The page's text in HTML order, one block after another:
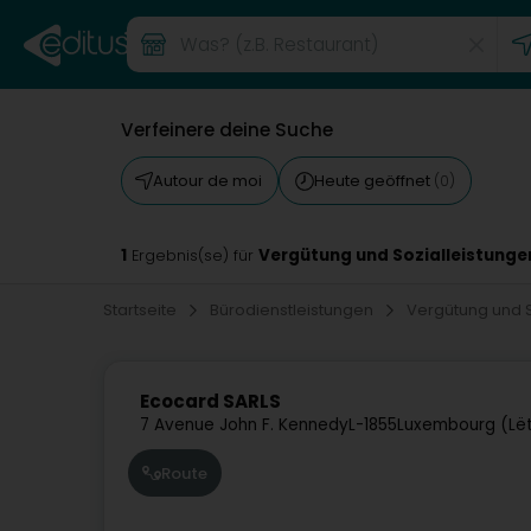
Verfeinere deine Suche
Autour de moi Heute geöffnet (0)
1 Ergebnis(se) für Vergütung und
Startseite Bürodienstleistungen Vergütung und
Ecocard SARLS
7 Avenue John F. KennedyL-1855Luxembourg
Route